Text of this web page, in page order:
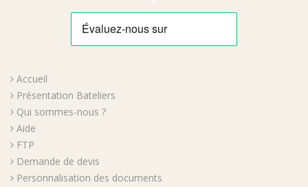
Accueil
Présentation Bateliers
Qui sommes-nous ?
Aide
FTP
Demande de devis
Personnalisation des documents